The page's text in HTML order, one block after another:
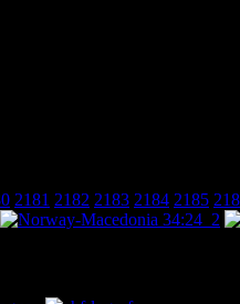
2181 2182 2183 2184 2185